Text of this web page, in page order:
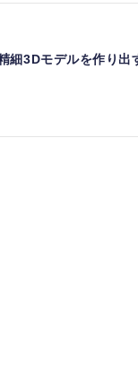
細3Dモデルを作り